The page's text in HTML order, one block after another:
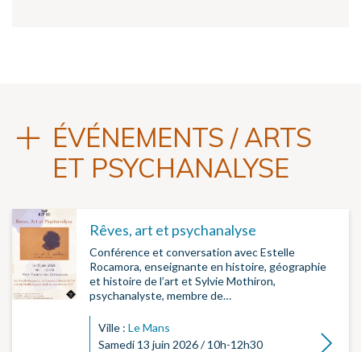
ÉVÉNEMENTS / ARTS
ET PSYCHANALYSE
Rêves, art et psychanalyse
Conférence et conversation avec Estelle
Rocamora, enseignante en histoire, géographie
et histoire de l’art et Sylvie Mothiron,
psychanalyste, membre de…
Ville : Le Mans
Samedi 13 juin 2026 / 10h-12h30
Lire la